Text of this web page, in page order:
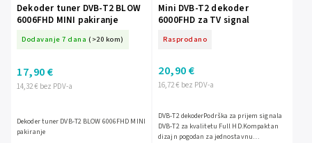
Dekoder tuner DVB-T2 BLOW
6006FHD MINI pakiranje
Dodavanje 7 dana (>20 kom)
14,32 € bez PDV-a
17,90 €
Dekoder tuner DVB-T2 BLOW 6006FHD MINI
pakiranje
Mini DVB-T2 dekoder
6000FHD za TV signal
Rasprodano
16,72 € bez PDV-a
20,90 €
DVB-T2 dekoderPodrška za prijem signala
DVB-T2 za kvalitetu Full HD.Kompaktan
dizajn pogodan za jednostavnu